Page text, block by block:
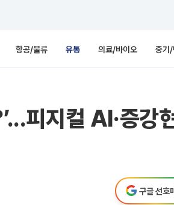
항공/물류 유통 의료/바이오 중기/
피지컬 AI·증강
구글 선호